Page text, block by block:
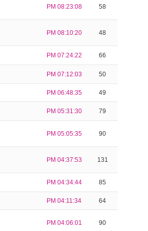
PM 08:23:08 58
PM 08:10:20 48
PM 07:24:22 66
PM 07:12:03 50
PM 06:48:35 49
PM 05:31:30 79
PM 05:05:35 90
PM 04:37:53 131
PM 04:34:44 85
PM 04:11:34 64
PM 04:06:01 90